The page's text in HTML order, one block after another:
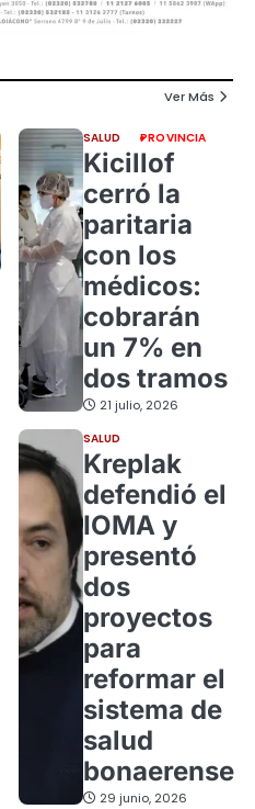
Ver Más
SALUD PROVINCIA
Kicillof
cerró la
paritaria
con los
médicos:
cobrarán
un 7% en
dos tramos
21 julio, 2026
SALUD
Kreplak
defendió el
IOMA y
presentó
dos
proyectos
para
reformar el
sistema de
salud
bonaerense
29 junio, 2026